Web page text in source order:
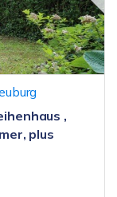
,
plus